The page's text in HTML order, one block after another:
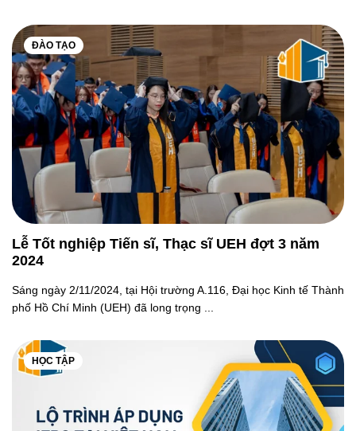
ĐÀO TẠO
Lễ Tốt nghiệp Tiến sĩ, Thạc sĩ UEH đợt 3 năm
2024
Sáng ngày 2/11/2024, tại Hội trường A.116, Đại học Kinh tế Thành
phố Hồ Chí Minh (UEH) đã long trọng ...
HỌC TẬP